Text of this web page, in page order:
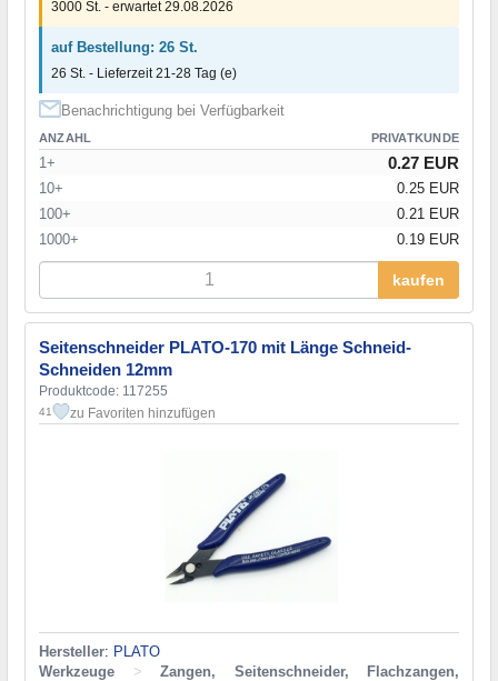
3000 St. - erwartet 29.08.2026
auf Bestellung: 26 St.
26 St. - Lieferzeit 21-28 Tag (e)
Benachrichtigung bei Verfügbarkeit
ANZAHL PRIVATKUNDE
1+ 0.27 EUR
10+
0.25 EUR
100+
0.21 EUR
1000+
0.19 EUR
kaufen
Seitenschneider PLATO-170 mit Länge Schneid-
Schneiden 12mm
Produktcode: 117255
41 zu Favoriten hinzufügen
Hersteller: PLATO
Werkzeuge
>
Zangen, Seitenschneider, Flachzangen,